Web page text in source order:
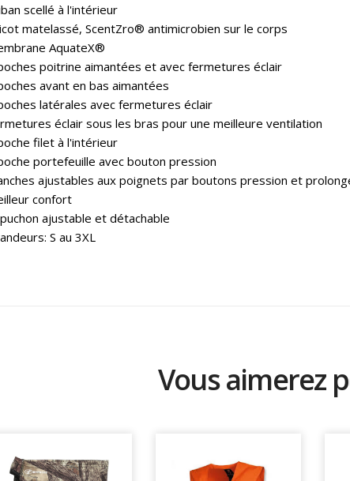
scellé à l'intérieur
matelassé, ScentZro® antimicrobien sur le corps
AquateX®
poitrine aimantées et avec fermetures éclair
avant en bas aimantées
latérales avec fermetures éclair
éclair sous les bras pour une meilleure ventilation
filet à l'intérieur
portefeuille avec bouton pression
ajustables aux poignets par boutons pression et
confort
ajustable et détachable
S au 3XL
Vous aimerez